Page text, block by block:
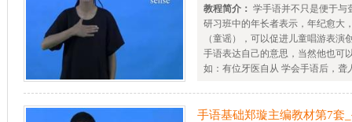
教程简介： 学手语并不只是便于与
研习班中的年长者表示，年纪愈大
（童谣），可以促进儿童唱游表
手语表达自己的意思，当然他也可
如：有位牙医自从 学会手语后，聋
手语基础郑璇主编教材第7套